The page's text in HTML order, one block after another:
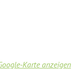
Karte anzeigen